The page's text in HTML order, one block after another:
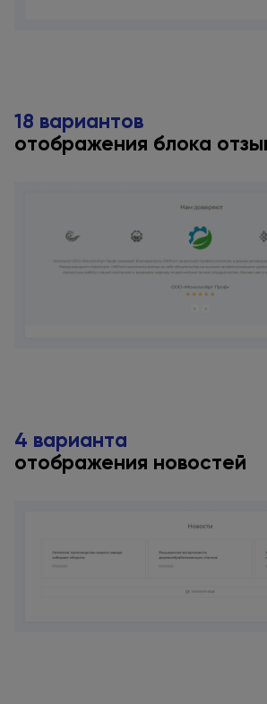
18 вариантов
отображения блока
4 варианта
отображения новостей